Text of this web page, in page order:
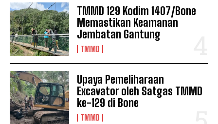
TMMD 129 Kodim 1407/Bone
Memastikan Keamanan
Jembatan Gantung
TMMD
Upaya Pemeliharaan
Excavator oleh Satgas TMMD
ke-129 di Bone
TMMD